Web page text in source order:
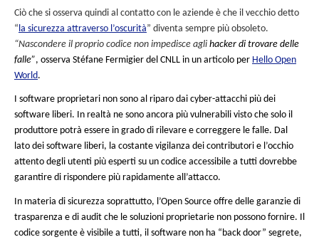
dell’Open Source passerà da4,46 miliardi di euro
servizi e 0,278 in applicazioni) a 5,650 miliardi entro tre
studio PAC.”(sorgente)
Basato su una filosofia di sviluppo agile, questa pratica si
collaborazione e l’apertura dei gruppi di sviluppo e di
che limita i rischi, accelera lo sviluppo e ottimizza la qualità
Ciò che oggi determina il successo di un prodotto è la sua
interfacciarsi con gli altri, la sua modularità e la sua
L’era dei software ultra-personalizzati che richiedono nuovo
appena si tratta di funzionare con una diversa piattaforma